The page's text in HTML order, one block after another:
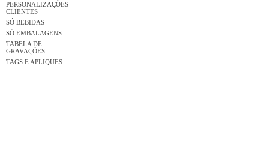
PERSONALIZAÇÕES
CLIENTES
SÓ BEBIDAS
SÓ EMBALAGENS
TABELA DE
GRAVAÇÕES
TAGS E APLIQUES